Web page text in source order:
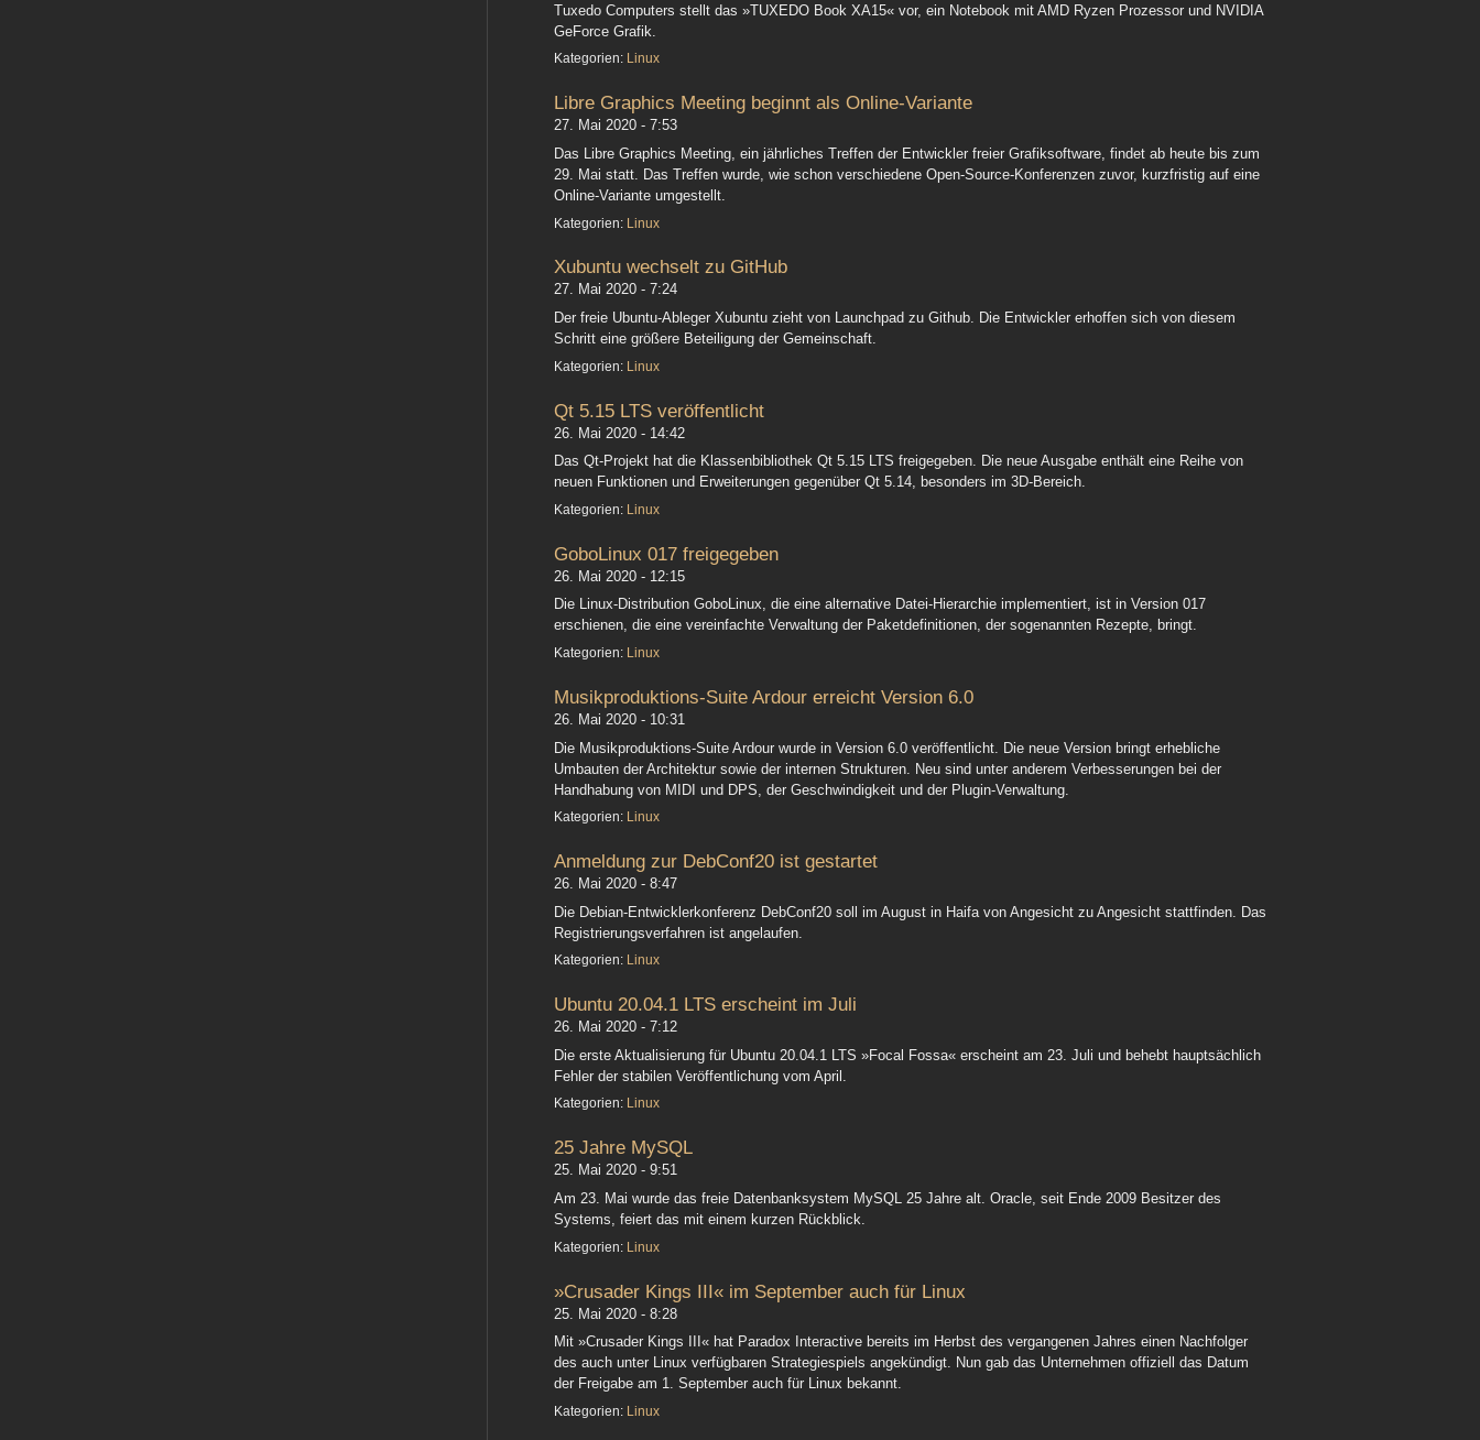
Tuxedo Computers stellt das »TUXEDO Book XA15« vor, ein Notebook mit AMD Ryzen Prozessor und NVIDIA
GeForce Grafik.
Kategorien: Linux
Libre Graphics Meeting beginnt als Online-Variante
27. Mai 2020 - 7:53
Das Libre Graphics Meeting, ein jährliches Treffen der Entwickler freier Grafiksoftware, findet ab heute bis zum
29. Mai statt. Das Treffen wurde, wie schon verschiedene Open-Source-Konferenzen zuvor, kurzfristig auf eine
Online-Variante umgestellt.
Kategorien: Linux
Xubuntu wechselt zu GitHub
27. Mai 2020 - 7:24
Der freie Ubuntu-Ableger Xubuntu zieht von Launchpad zu Github. Die Entwickler erhoffen sich von diesem
Schritt eine größere Beteiligung der Gemeinschaft.
Kategorien: Linux
Qt 5.15 LTS veröffentlicht
26. Mai 2020 - 14:42
Das Qt-Projekt hat die Klassenbibliothek Qt 5.15 LTS freigegeben. Die neue Ausgabe enthält eine Reihe von
neuen Funktionen und Erweiterungen gegenüber Qt 5.14, besonders im 3D-Bereich.
Kategorien: Linux
GoboLinux 017 freigegeben
26. Mai 2020 - 12:15
Die Linux-Distribution GoboLinux, die eine alternative Datei-Hierarchie implementiert, ist in Version 017
erschienen, die eine vereinfachte Verwaltung der Paketdefinitionen, der sogenannten Rezepte, bringt.
Kategorien: Linux
Musikproduktions-Suite Ardour erreicht Version 6.0
26. Mai 2020 - 10:31
Die Musikproduktions-Suite Ardour wurde in Version 6.0 veröffentlicht. Die neue Version bringt erhebliche
Umbauten der Architektur sowie der internen Strukturen. Neu sind unter anderem Verbesserungen bei der
Handhabung von MIDI und DPS, der Geschwindigkeit und der Plugin-Verwaltung.
Kategorien: Linux
Anmeldung zur DebConf20 ist gestartet
26. Mai 2020 - 8:47
Die Debian-Entwicklerkonferenz DebConf20 soll im August in Haifa von Angesicht zu Angesicht stattfinden. Das
Registrierungsverfahren ist angelaufen.
Kategorien: Linux
Ubuntu 20.04.1 LTS erscheint im Juli
26. Mai 2020 - 7:12
Die erste Aktualisierung für Ubuntu 20.04.1 LTS »Focal Fossa« erscheint am 23. Juli und behebt hauptsächlich
Fehler der stabilen Veröffentlichung vom April.
Kategorien: Linux
25 Jahre MySQL
25. Mai 2020 - 9:51
Am 23. Mai wurde das freie Datenbanksystem MySQL 25 Jahre alt. Oracle, seit Ende 2009 Besitzer des
Systems, feiert das mit einem kurzen Rückblick.
Kategorien: Linux
»Crusader Kings III« im September auch für Linux
25. Mai 2020 - 8:28
Mit »Crusader Kings III« hat Paradox Interactive bereits im Herbst des vergangenen Jahres einen Nachfolger
des auch unter Linux verfügbaren Strategiespiels angekündigt. Nun gab das Unternehmen offiziell das Datum
der Freigabe am 1. September auch für Linux bekannt.
Kategorien: Linux